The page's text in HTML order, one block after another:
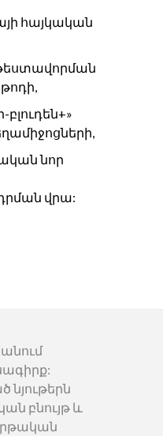
հայկական
բլուդեն+»
նոր
վրա:
նյութերն
բնույթ և